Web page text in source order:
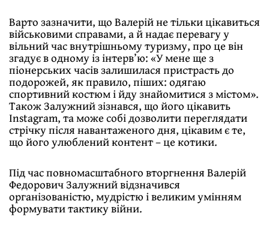
Варто зазначити, що Валерій не тільки цікавиться
військовими справами, а й надає перевагу у
вільний час внутрішньому туризму, про це він
згадує в одному із інтерв’ю: «У мене ще з
піонерських часів залишилася пристрасть до
подорожей, як правило, піших: одягаю
спортивний костюм і йду знайомитися з містом».
Також Залужний зізнався, що його цікавить
Instagram, та може собі дозволити переглядати
стрічку після навантаженого дня, цікавим є те,
що його улюблений контент – це котики.
Під час повномасштабного вторгнення Валерій
Федорович Залужний відзначився
організованістю, мудрістю і великим умінням
формувати тактику війни.